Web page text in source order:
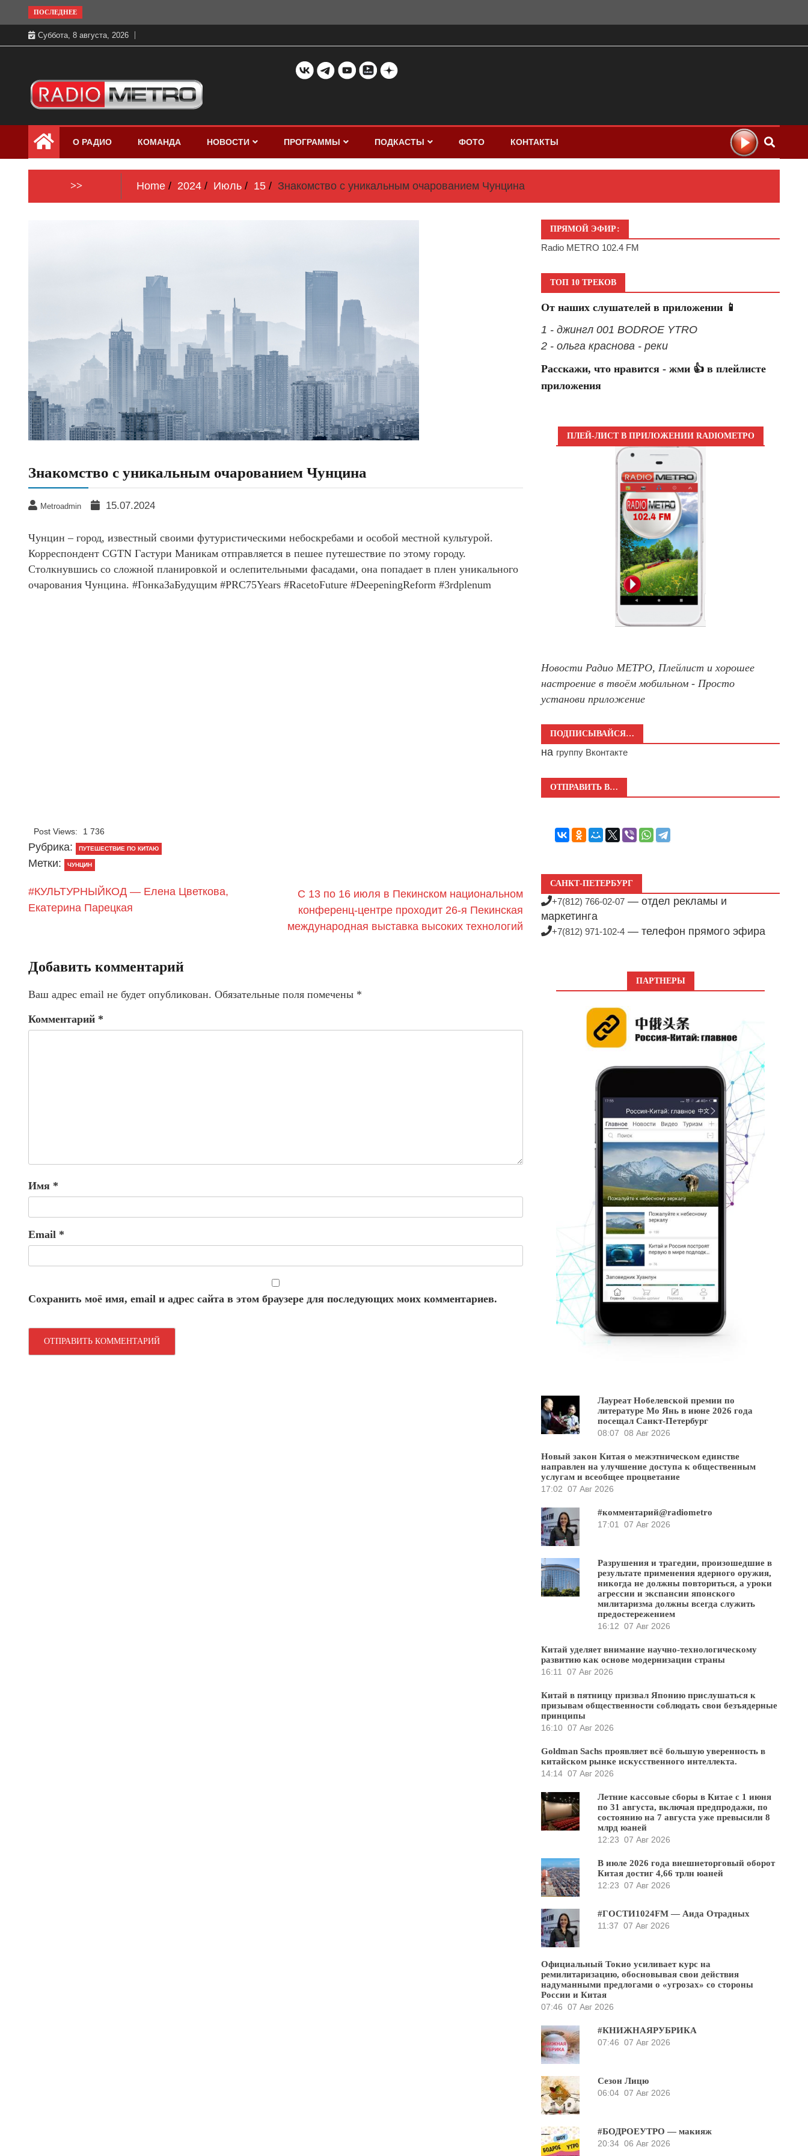
to
content
ПОСЛЕДНЕЕ
Суббота, 8 августа, 2026
Радио МЕТРО
бесплатно в хорошем качестве Санкт-
Петербург и Россия
О РАДИО КОМАНДА НОВОСТИ ПРОГРАММЫ ПОДКАСТЫ ФОТО КОНТАКТЫ
>> Home 2024 Июль 15 Знакомство с уникальным очарованием Чунцина
Знакомство с уникальным очарованием Чунцина
Metroadmin 15.07.2024
Чунцин – город, известный своими футуристическими небоскребами и особой местной культурой.
Корреспондент CGTN Гастури Маникам отправляется в пешее путешествие по этому городу.
Столкнувшись со сложной планировкой и ослепительными фасадами, она попадает в плен уникального
очарования Чунцина. #ГонкаЗаБудущим #PRC75Years #RacetoFuture #DeepeningReform #3rdplenum
Post Views: 1 736
Рубрика: ПУТЕШЕСТВИЕ ПО КИТАЮ
Метки: ЧУНЦИН
#КУЛЬТУРНЫЙКОД — Елена Цветкова,
Екатерина Парецкая
С 13 по 16 июля в Пекинском национальном
конференц-центре проходит 26-я Пекинская
международная выставка высоких технологий
Добавить комментарий
Ваш адрес email не будет опубликован. Обязательные поля помечены *
Комментарий *
Имя *
Email *
Сохранить моё имя, email и адрес сайта в этом браузере для последующих моих комментариев.
ПРЯМОЙ ЭФИР:
Radio METRO 102.4 FM
ТОП 10 ТРЕКОВ
От наших слушателей в приложении 📱
1 - джингл 001 BODROE YTRO
2 - ольга краснова - реки
Расскажи, что нравится - жми 👍 в плейлисте
приложения
ПЛЕЙ-ЛИСТ В ПРИЛОЖЕНИИ RADIOМЕТРО
Новости Радио МЕТРО, Плейлист и хорошее
настроение в твоём мобильном - Просто
установи приложение
ПОДПИСЫВАЙСЯ…
на группу Вконтакте
ОТПРАВИТЬ В…
САНКТ-ПЕТЕРБУРГ
+7(812) 766-02-07 — отдел рекламы и
маркетинга
+7(812) 971-102-4 — телефон прямого эфира
ПАРТНЕРЫ
Лауреат Нобелевской премии по
литературе Мо Янь в июне 2026 года
посещал Санкт-Петербург
08:07 08 Авг 2026
Новый закон Китая о межэтническом единстве
направлен на улучшение доступа к общественным
услугам и всеобщее процветание
17:02 07 Авг 2026
#комментарий@radiometro
17:01
07 Авг 2026
Разрушения и трагедии, произошедшие в
результате применения ядерного оружия,
никогда не должны повториться, а уроки
агрессии и экспансии японского
милитаризма должны всегда служить
предостережением
16:12 07 Авг 2026
Китай уделяет внимание научно-технологическому
развитию как основе модернизации страны
16:11
07 Авг 2026
Китай в пятницу призвал Японию прислушаться к
призывам общественности соблюдать свои безъядерные
принципы
16:10 07 Авг 2026
Goldman Sachs проявляет всё большую уверенность в
китайском рынке искусственного интеллекта.
14:14 07 Авг 2026
Летние кассовые сборы в Китае с 1 июня
по 31 августа, включая предпродажи, по
состоянию на 7 августа уже превысили 8
млрд юаней
12:23 07 Авг 2026
В июле 2026 года внешнеторговый оборот
Китая достиг 4,66 трлн юаней
12:23 07 Авг 2026
#ГОСТИ1024FM — Аида Отрадных
11:37 07 Авг 2026
Официальный Токио усиливает курс на
ремилитаризацию, обосновывая свои действия
надуманными предлогами о «угрозах» со стороны
России и Китая
07:46 07 Авг 2026
#КНИЖНАЯРУБРИКА
07:46 07 Авг 2026
Сезон Лицю
06:04 07 Авг 2026
#БОДРОЕУТРО — макияж
20:34 06 Авг 2026